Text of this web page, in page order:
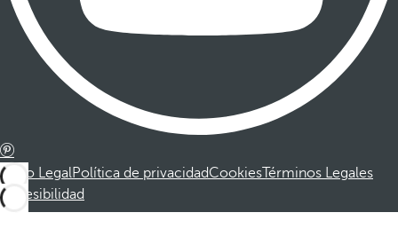
Aviso LegalPolítica de privacidadCookiesTérminos Legales
Accesibilidad